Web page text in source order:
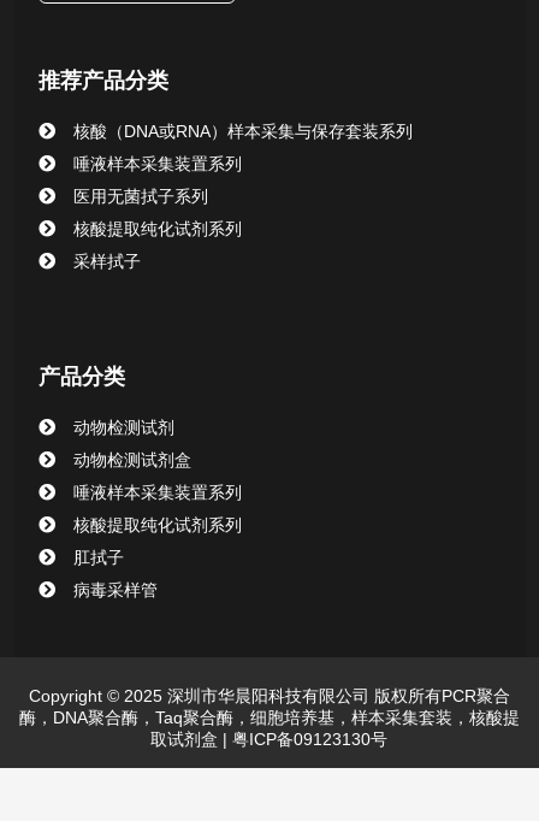
清洁验证棉签系列
动物检测试剂
推荐产品分类
核酸（DNA或RNA）样本采集与保存套装系列
唾液样本采集装置系列
医用无菌拭子系列
核酸提取纯化试剂系列
采样拭子
产品分类
动物检测试剂
动物检测试剂盒
唾液样本采集装置系列
核酸提取纯化试剂系列
肛拭子
病毒采样管
Copyright © 2025 深圳市华晨阳科技有限公司 版权所有PCR聚合
酶，DNA聚合酶，Taq聚合酶，细胞培养基，样本采集套装，核酸提
取试剂盒 | 粤ICP备09123130号